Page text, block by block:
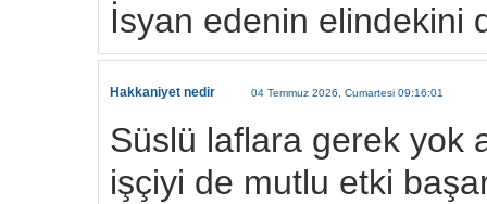
İsyan edenin elindekini
Hakkaniyet nedir 04 Temmuz 2026, Cumartesi 09:16:01
Süslü laflara gerek yok
işçiyi de mutlu etki